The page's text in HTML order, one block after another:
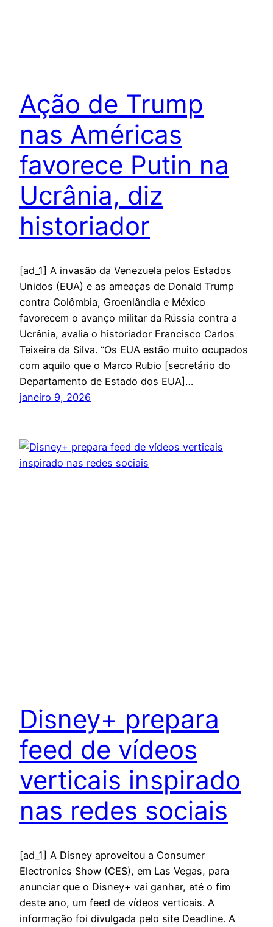
Ação de Trump
nas Américas
favorece Putin na
Ucrânia, diz
historiador
[ad_1] A invasão da Venezuela pelos Estados
Unidos (EUA) e as ameaças de Donald Trump
contra Colômbia, Groenlândia e México
favorecem o avanço militar da Rússia contra a
Ucrânia, avalia o historiador Francisco Carlos
Teixeira da Silva. “Os EUA estão muito ocupados
com aquilo que o Marco Rubio [secretário do
Departamento de Estado dos EUA]…
janeiro 9, 2026
Disney+ prepara
feed de vídeos
verticais inspirado
nas redes sociais
[ad_1] A Disney aproveitou a Consumer
Electronics Show (CES), em Las Vegas, para
anunciar que o Disney+ vai ganhar, até o fim
deste ano, um feed de vídeos verticais. A
informação foi divulgada pelo site Deadline. A